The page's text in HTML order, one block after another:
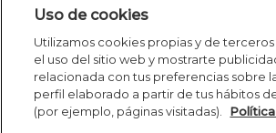
Aviso legal
Política de Cookies
Política
Student Academic Standards
Site Map
Uso de cookies
Utilizamos cookies propias y de terceros
el uso del sitio web y mostrarte
relacionada con tus preferencias sobre
perfil elaborado a partir de tus hábitos
(por ejemplo, páginas visitadas).